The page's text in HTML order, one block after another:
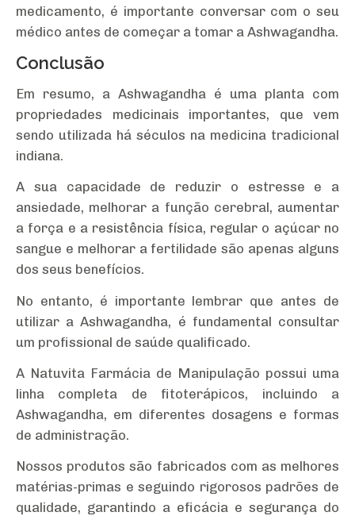
medicamento, é importante conversar com o seu
médico antes de começar a tomar a Ashwagandha.
Conclusão
Em resumo, a Ashwagandha é uma planta com
propriedades medicinais importantes, que vem
sendo utilizada há séculos na medicina tradicional
indiana.
A sua capacidade de reduzir o estresse e a
ansiedade, melhorar a função cerebral, aumentar
a força e a resistência física, regular o açúcar no
sangue e melhorar a fertilidade são apenas alguns
dos seus benefícios.
No entanto, é importante lembrar que antes de
utilizar a Ashwagandha, é fundamental consultar
um profissional de saúde qualificado.
A Natuvita Farmácia de Manipulação possui uma
linha completa de fitoterápicos, incluindo a
Ashwagandha, em diferentes dosagens e formas
de administração.
Nossos produtos são fabricados com as melhores
matérias-primas e seguindo rigorosos padrões de
qualidade, garantindo a eficácia e segurança do